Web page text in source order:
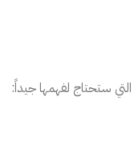
ستحتاج لفهمها جيداً: